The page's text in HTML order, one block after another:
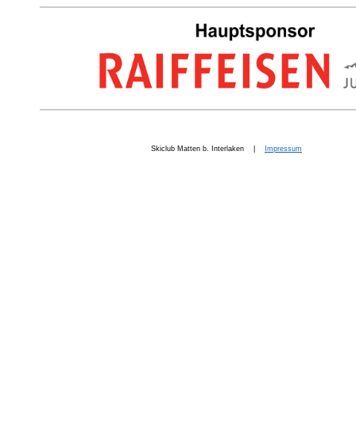
Skiclub Matten b. Interlaken | Impressum